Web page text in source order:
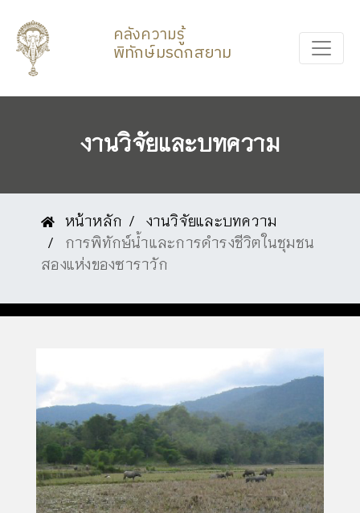
คลังความรู้
พิทักษ์มรดกสยาม
งานวิจัยและบทความ
หน้าหลัก
งานวิจัยและบทความ
การพิทักษ์น้ำและการดำรงชีวิตในชุมชน
สองแห่งของซาราวัก